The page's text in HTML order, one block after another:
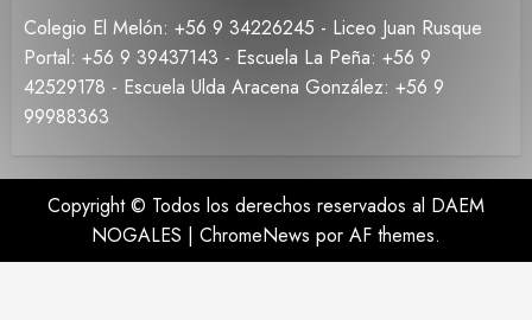
Colegio El Melón: +56 9 34226245 - Liceo Juan Rusque
Portal: +56 9 39437143 - Escuela La Peña: +56 9
42529178 - Escuela Ulda Aracena González: +56 9
99988363
Copyright © Todos los derechos reservados al DAEM
NOGALES | ChromeNews por AF themes.